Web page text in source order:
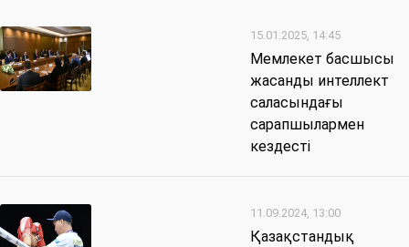
15.01.2025, 14:45
Мемлекет басшысы
жасанды интеллект
саласындағы
сарапшылармен
кездесті
11.09.2024, 13:00
Қазақстандық